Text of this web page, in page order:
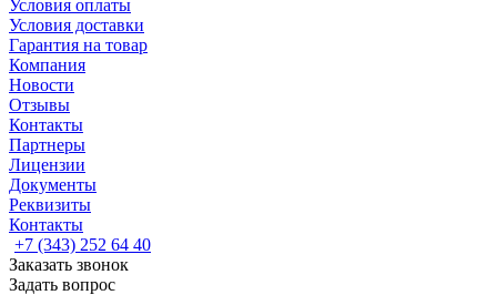
Условия оплаты
Условия доставки
Гарантия на товар
Компания
Новости
Отзывы
Контакты
Партнеры
Лицензии
Документы
Реквизиты
Контакты
+7 (343) 252 64 40
Заказать звонок
Задать вопрос